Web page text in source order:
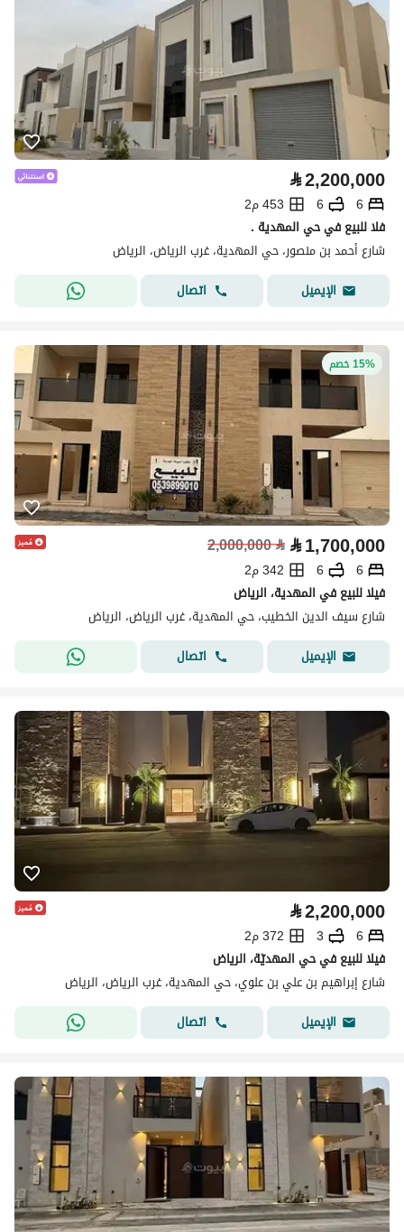
⃁2,200,000
6
6
453 م2
فلا للبيع في حي المهدية .
شارع أحمد بن منصور، حي المهدية، غرب الرياض، الرياض
الإيميل
اتصال
15% خصم
⃁1,700,000
⃁
2,000,000
6
6
342 م2
فيلا للبيع في المهدية، الرياض
شارع سيف الدين الخطيب، حي المهدية، غرب الرياض، الرياض
الإيميل
اتصال
⃁2,200,000
6
3
372 م2
فيلا للبيع في حي المهديّة، الرياض
شارع إبراهيم بن علي بن علوي، حي المهدية، غرب الرياض، الرياض
الإيميل
اتصال